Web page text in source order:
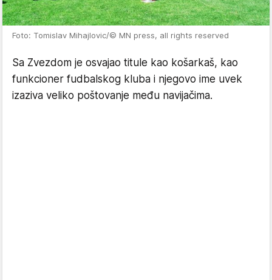
Foto: Tomislav Mihajlovic/© MN press, all rights reserved
Sa Zvezdom je osvajao titule kao košarkaš, kao
funkcioner fudbalskog kluba i njegovo ime uvek
izaziva veliko poštovanje među navijačima.